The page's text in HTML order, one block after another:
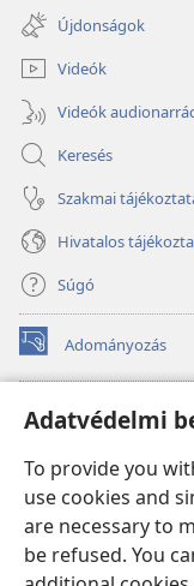
Adatvédelmi
To provide you
use cookies and
are necessary to
be refused. You
new
window)
Újdonságok
Videók
Videók
Keresés
Szakmai
Hivatalos
Súgó
Adományozás
(opens
new
Őrtorony ONLINE
(opens
window)JW Hub
(opens
new
window)JW Library
Watchtower Library